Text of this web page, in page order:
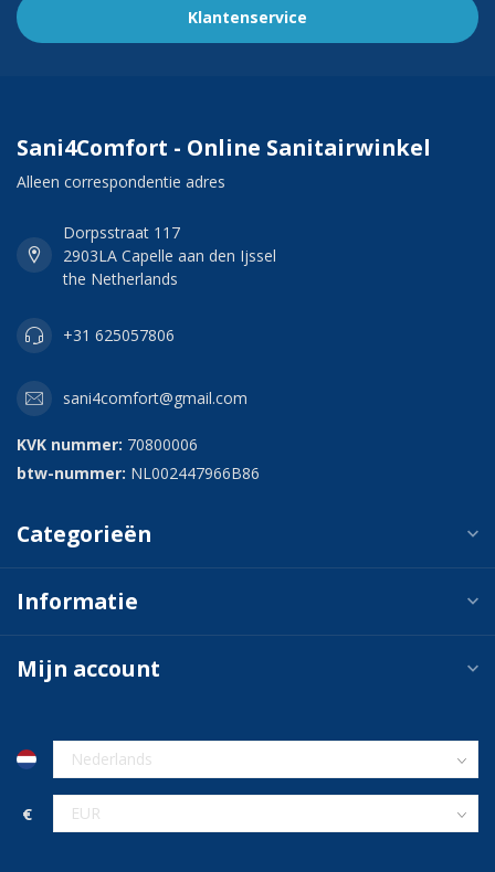
Klantenservice
Sani4Comfort - Online Sanitairwinkel
Alleen correspondentie adres
Dorpsstraat 117
2903LA Capelle aan den Ijssel
the Netherlands
+31 625057806
sani4comfort@gmail.com
KVK nummer: 70800006
btw-nummer: NL002447966B86
Categorieën
Informatie
Mijn account
€